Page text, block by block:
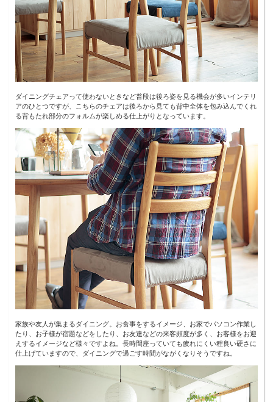
ダイニングチェアって使わないときなど普段は後ろ姿を見る機会が多いインテリ
アのひとつですが、こちらのチェアは後ろから見ても背中全体を包み込んでくれ
る背もたれ部分のフォルムが楽しめる仕上がりとなっています。
家族や友人が集まるダイニング。お食事をするイメージ、お家でパソコン作業し
たり、お子様が宿題などをしたり、お友達などの来客頻度が多く、お客様をお迎
えするイメージなど様々ですよね。長時間座っていても疲れにくい程良い硬さに
仕上げていますので、ダイニングで過ごす時間がながくなりそうですね。